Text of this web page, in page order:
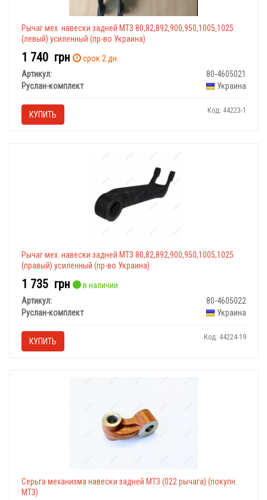
Рычаг мех. навески задней МТЗ 80,82,892,900,950,1005,1025
(левый) усиленный (пр-во Украина)
1 740 грн
срок 2 дн.
Артикул:
80-4605021
Руслан-комплект
Украина
КУПИТЬ Код: 44223-1
Рычаг мех. навески задней МТЗ 80,82,892,900,950,1005,1025
(правый) усиленный (пр-во Украина)
1 735 грн
в наличии
Артикул:
80-4605022
Руслан-комплект
Украина
КУПИТЬ Код: 44224-19
Серьга механизма навески задней МТЗ (022 рычага) (покупн.
МТЗ)